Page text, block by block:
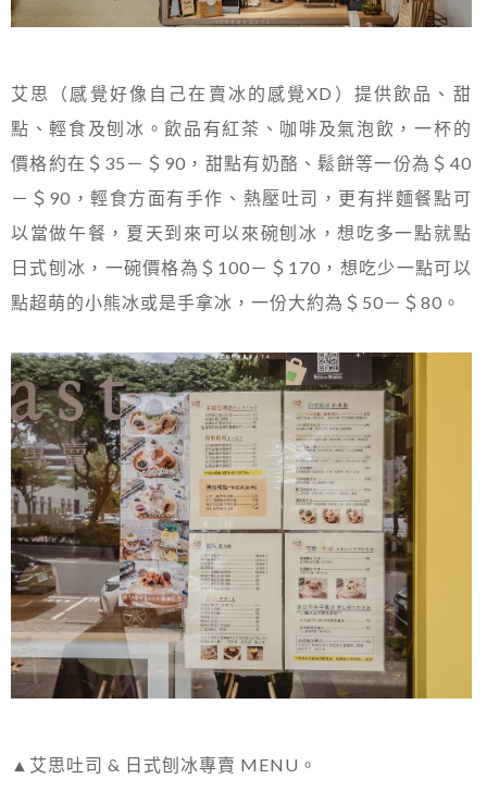
艾思（感覺好像自己在賣冰的感覺XD）提供飲品、甜
點、輕食及刨冰。飲品有紅茶、咖啡及氣泡飲，一杯的
價格約在＄35－＄90，甜點有奶酪、鬆餅等一份為＄40
－＄90，輕食方面有手作、熱壓吐司，更有拌麵餐點可
以當做午餐，夏天到來可以來碗刨冰，想吃多一點就點
日式刨冰，一碗價格為＄100－＄170，想吃少一點可以
點超萌的小熊冰或是手拿冰，一份大約為＄50－＄80。
▲艾思吐司 & 日式刨冰專賣 MENU。